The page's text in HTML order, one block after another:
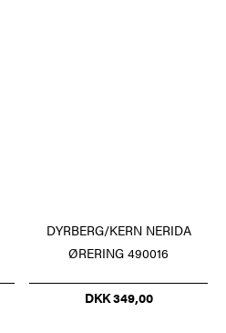
DYRBERG/KERN NERIDA
ØRERING 490016
DKK 349,00